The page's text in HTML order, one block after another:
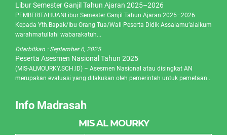
Libur Semester Ganjil Tahun Ajaran 2025–2026
PEMBERITAHUANLibur Semester Ganjil Tahun Ajaran 2025–2026
Kepada Yth.Bapak/Ibu Orang Tua/Wali Peserta Didik Assalamu’alaikum
warahmatullahi wabarakatuh...
Diterbitkan : September 6, 2025
Peserta Asesmen Nasional Tahun 2025
(MIS-ALMOURKY.SCH.ID) – Asesmen Nasional atau disingkat AN
merupakan evaluasi yang dilakukan oleh pemerintah untuk pemetaan..
Info Madrasah
MIS AL MOURKY